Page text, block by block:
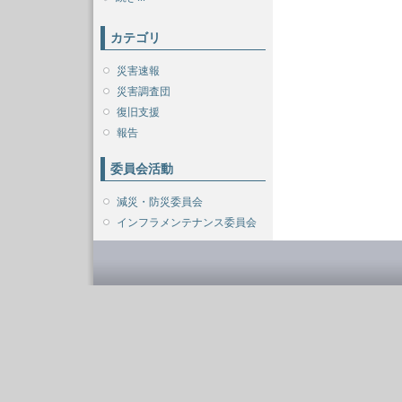
カテゴリ
災害速報
災害調査団
復旧支援
報告
委員会活動
減災・防災委員会
インフラメンテナンス委員会